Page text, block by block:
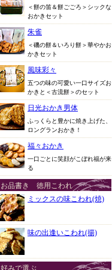
＜餅の笛＆餅ごごろ＞シックな
おかきセット
朱雀
＜磯の餅＆いろり餅＞華やかお
かきセット
風味彩々
五つの味の可愛い一口サイズお
かきと＜古流餅＞のセット
日光おかき男体
ふっくらと豊かに焼き上げた、
ロングランおかき！
福々おかき
一口ごとに笑顔がこぼれ福が来
る
お品書き 徳用こわれ
ミックスの味こわれ(焼)
味の出逢いこわれ(揚)
好みで選ぶ